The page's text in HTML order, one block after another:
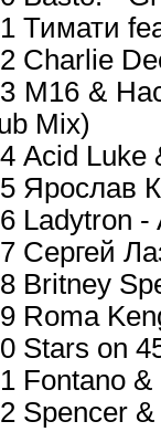
Тимати
Charlie
М16 &
Mix)
Acid Luke
Ярослав
Ladytron
Сергей
Britney
Roma
Stars on
Fontano
Spencer